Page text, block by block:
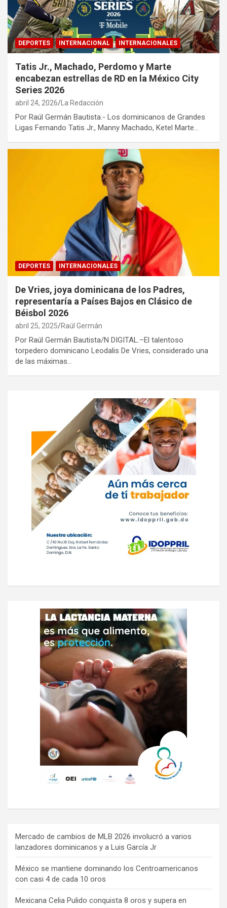
DEPORTES INTERNACIONAL INTERNACIONALES
Tatis Jr., Machado, Perdomo y Marte
encabezan estrellas de RD en la México City
Series 2026
abril 24, 2026 La Redacción
Por Raúl Germán Bautista.- Los dominicanos de Grandes
Ligas Fernando Tatis Jr., Manny Machado, Ketel Marte…
DEPORTES INTERNACIONALES
De Vries, joya dominicana de los Padres,
representaría a Países Bajos en Clásico de
Béisbol 2026
abril 25, 2025 Raúl Germán
Por Raúl Germán Bautista/N DIGITAL.–El talentoso
torpedero dominicano Leodalis De Vries, considerado una
de las máximas…
Mercado de cambios de MLB 2026 involucró a varios
lanzadores dominicanos y a Luis García Jr
México se mantiene dominando los Centroamericanos
con casi 4 de cada 10 oros
Mexicana Celia Pulido conquista 8 oros y supera en